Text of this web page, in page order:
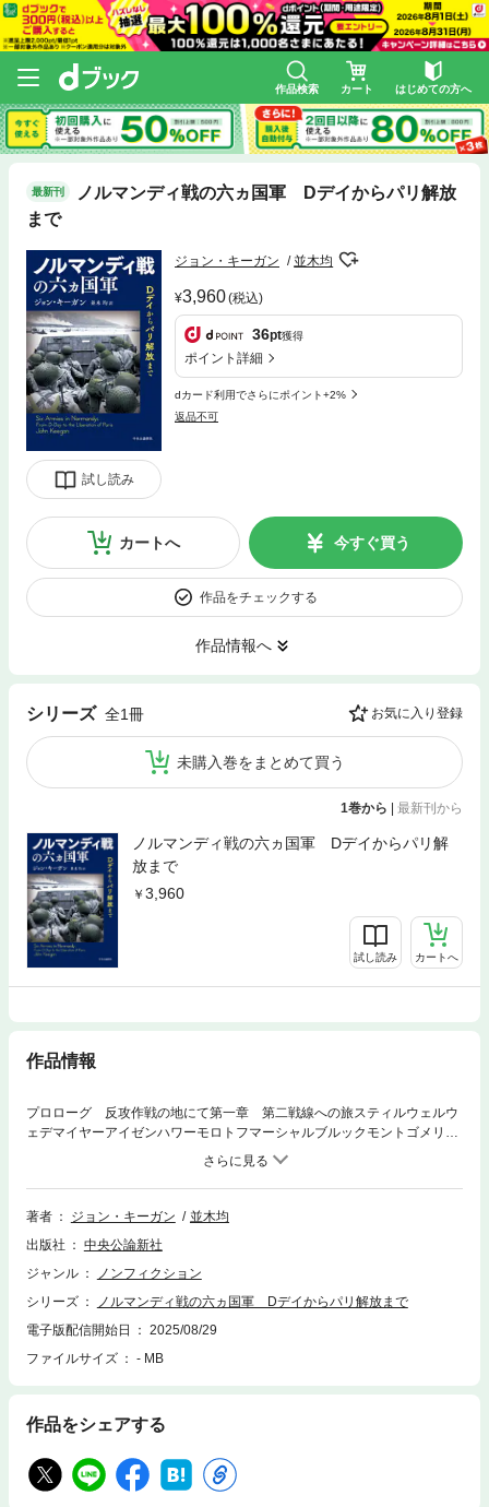
作品検索 カート はじめての方へ
最新刊
ノルマンディ戦の六ヵ国軍 Dデイからパリ解放
まで
試し読み
ジョン・キーガン 並木均
3,960(税込)
36pt獲得
ポイント詳細
dカード利用でさらにポイント+2%
返品不可
カートへ 今すぐ買う
作品をチェックする
作品情報へ
シリーズ 全1冊 お気に入り登録
未購入巻をまとめて買う
1巻から | 最新刊から
ノルマンディ戦の六ヵ国軍 Dデイからパリ解
放まで
3,960
試し読み カートへ
作品情報
プロローグ 反攻作戦の地にて第一章 第二戦線への旅スティルウェルウ
ェデマイヤーアイゼンハワーモロトフマーシャルブルックモントゴメリー
ロンメル第二章 全米の雄叫びを上げる鷲たち飛行降下集合戦闘一 サン
ト・メール ＝ エグリーズの第505パラシュート歩兵連隊第３大隊二
メルドレ川の第505パラシュート連隊第１大隊三 コーキニーの第507パ
ラシュート歩兵連隊第２大隊四 ドゥーヴ橋の第506パラシュート歩兵連
隊六 プップヴィルの第501パラシュート歩兵連隊第３大隊第三章 カナ
ダ：南岸へディエップ：恐るべき警鐘火力支援ドイツ軍守備隊射爆撃海岸
戦い戦場への進軍シェルブール陥落大嵐エプソム作戦勇敢なるスコットラ
ンド敵発見渡河第五章 イングランドのヨーマン敵中突破計画待機する機
章 栄光のドイツ陸軍突破パットン将軍の登場総統の意志リュティヒ作戦
ランス反乱休戦ドゥ・ゴールルクレールの師団解放エピローグ 「大西洋
著者 ジョン・キーガン
並木均
出版社
中央公論新社
ジャンル
ノンフィクション
シリーズ
ノルマンディ戦の六ヵ国軍 Dデイからパリ解放まで
電子版配信開始日
2025/08/29
ファイルサイズ
- MB
作品をシェアする